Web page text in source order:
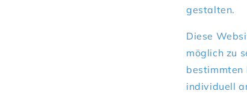
gestalten.
Diese
möglich zu
bestimmten
individuell